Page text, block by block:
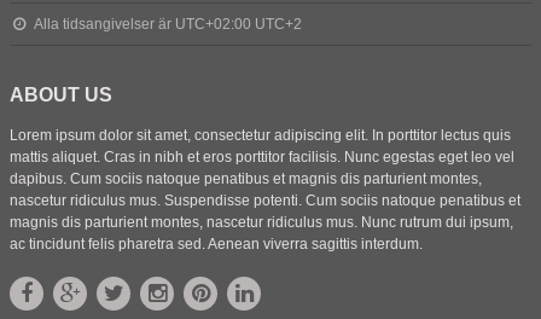
Alla tidsangivelser är UTC+02:00 UTC+2
ABOUT US
Lorem ipsum dolor sit amet, consectetur adipiscing elit. In porttitor lectus quis
mattis aliquet. Cras in nibh et eros porttitor facilisis. Nunc egestas eget leo vel
dapibus. Cum sociis natoque penatibus et magnis dis parturient montes,
nascetur ridiculus mus. Suspendisse potenti. Cum sociis natoque penatibus et
magnis dis parturient montes, nascetur ridiculus mus. Nunc rutrum dui ipsum,
ac tincidunt felis pharetra sed. Aenean viverra sagittis interdum.